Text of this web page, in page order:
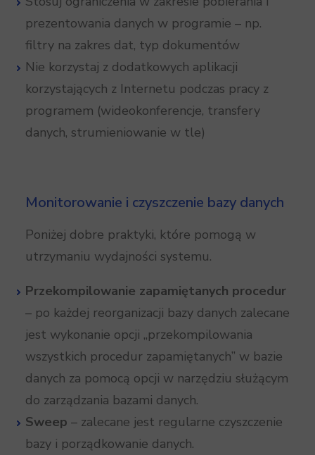
prezentowania danych w programie – np.
filtry na zakres dat, typ dokumentów
Nie korzystaj z dodatkowych aplikacji
korzystających z Internetu podczas pracy z
programem (wideokonferencje, transfery
danych, strumieniowanie w tle)
Monitorowanie i czyszczenie bazy danych
Poniżej dobre praktyki, które pomogą w
utrzymaniu wydajności systemu.
Przekompilowanie zapamiętanych procedur
– po każdej reorganizacji bazy danych zalecane
jest wykonanie opcji „przekompilowania
wszystkich procedur zapamiętanych” w bazie
danych za pomocą opcji w narzędziu służącym
do zarządzania bazami danych.
Sweep – zalecane jest regularne czyszczenie
bazy i porządkowanie danych.